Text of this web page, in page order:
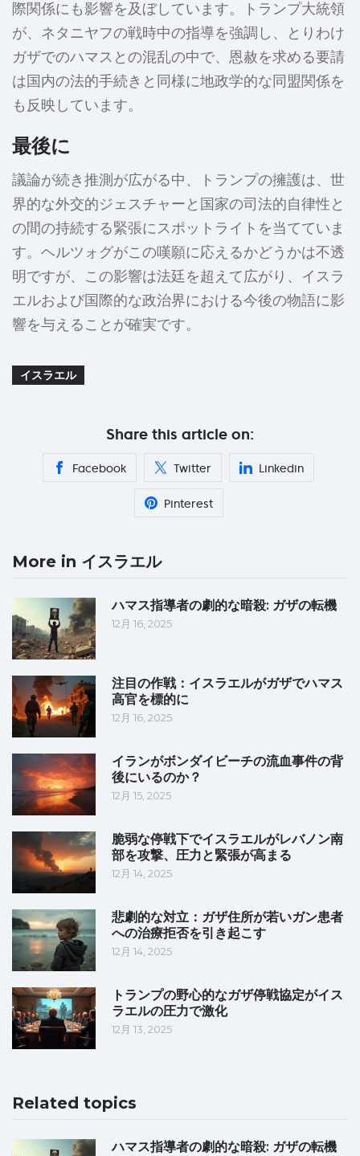
際関係にも影響を及ぼしています。トランプ大統領
が、ネタニヤフの戦時中の指導を強調し、とりわけ
ガザでのハマスとの混乱の中で、恩赦を求める要請
は国内の法的手続きと同様に地政学的な同盟関係を
も反映しています。
最後に
議論が続き推測が広がる中、トランプの擁護は、世
界的な外交的ジェスチャーと国家の司法的自律性と
の間の持続する緊張にスポットライトを当てていま
す。ヘルツォグがこの嘆願に応えるかどうかは不透
明ですが、この影響は法廷を超えて広がり、イスラ
エルおよび国際的な政治界における今後の物語に影
響を与えることが確実です。
イスラエル
Share this article on:
Facebook Twitter Linkedin
Pinterest
More in イスラエル
ハマス指導者の劇的な暗殺: ガザの転機
12月 16, 2025
注目の作戦：イスラエルがガザでハマス
高官を標的に
12月 16, 2025
イランがボンダイビーチの流血事件の背
後にいるのか？
12月 15, 2025
脆弱な停戦下でイスラエルがレバノン南
部を攻撃、圧力と緊張が高まる
12月 14, 2025
悲劇的な対立：ガザ住所が若いガン患者
への治療拒否を引き起こす
12月 14, 2025
トランプの野心的なガザ停戦協定がイス
ラエルの圧力で激化
12月 13, 2025
Related topics
ハマス指導者の劇的な暗殺: ガザの転機